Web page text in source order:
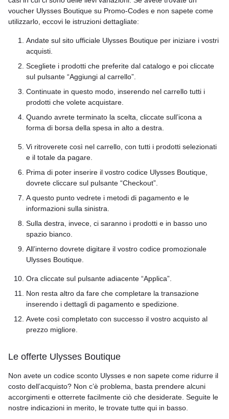
voucher Ulysses Boutique su Promo-Codes e non sapete come
utilizzarlo, eccovi le istruzioni dettagliate:
Andate sul sito ufficiale Ulysses Boutique per iniziare i vostri
acquisti.
Scegliete i prodotti che preferite dal catalogo e poi cliccate
sul pulsante “Aggiungi al carrello”.
Continuate in questo modo, inserendo nel carrello tutti i
prodotti che volete acquistare.
Quando avrete terminato la scelta, cliccate sull’icona a
forma di borsa della spesa in alto a destra.
Vi ritroverete così nel carrello, con tutti i prodotti selezionati
e il totale da pagare.
Prima di poter inserire il vostro codice Ulysses Boutique,
dovrete cliccare sul pulsante “Checkout”.
A questo punto vedrete i metodi di pagamento e le
informazioni sulla sinistra.
Sulla destra, invece, ci saranno i prodotti e in basso uno
spazio bianco.
All’interno dovrete digitare il vostro codice promozionale
Ulysses Boutique.
Ora cliccate sul pulsante adiacente “Applica”.
Non resta altro da fare che completare la transazione
inserendo i dettagli di pagamento e spedizione.
Avete così completato con successo il vostro acquisto al
prezzo migliore.
Le offerte Ulysses Boutique
Non avete un codice sconto Ulysses e non sapete come ridurre il
costo dell’acquisto? Non c’è problema, basta prendere alcuni
accorgimenti e otterrete facilmente ciò che desiderate. Seguite le
nostre indicazioni in merito, le trovate tutte qui in basso.